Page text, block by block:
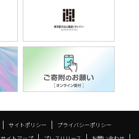
サイトポリシー
プライバシーポリシー